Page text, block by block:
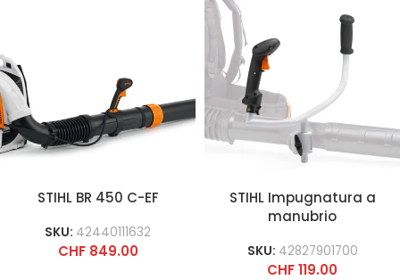
STIHL BR 450 C-EF
SKU: 42440111632
CHF849.00
STIHL Impugnatura a
manubrio
SKU: 42827901700
CHF119.00